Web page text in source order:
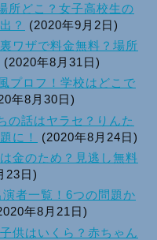
所どこ？女子高校生の
？
(2020年9月2日)
ワザで料金無料？場所
(2020年8月31日)
プロフ！学校はどこで
年8月30日)
の話はヤラセ？りんた
に！
(2020年8月24日)
金のため？見逃し無料
23日)
者一覧！6つの問題か
年8月21日)
供はいくら？赤ちゃん